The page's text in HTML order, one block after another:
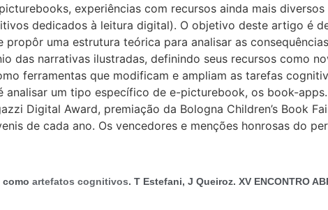
experiências com recursos ainda mais
dedicados à leitura digital). O objetivo deste artigo é
uma estrutura teórica para analisar as
das narrativas ilustradas, definindo seus recursos como
ferramentas que modificam e ampliam as tarefas
analisar um tipo específico de e-picturebook, os book-
Digital Award, premiação da Bologna Children’s Book
de cada ano. Os vencedores e menções honrosas do
como artefatos cognitivos. T Estefani, J Queiroz. XV ENCONTRO